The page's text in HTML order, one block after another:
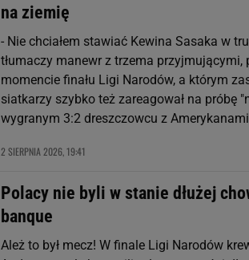
na ziemię
- Nie chciałem stawiać Kewina Sasaka w
tłumaczy manewr z trzema przyjmującymi,
momencie finału Ligi Narodów, a którym
siatkarzy szybko też zareagował na próbę
wygranym 3:2 dreszczowcu z
2 SIERPNIA 2026, 19:41
Polacy nie byli w stanie dłużej
banque
Ależ to był mecz! W finale Ligi Narodów